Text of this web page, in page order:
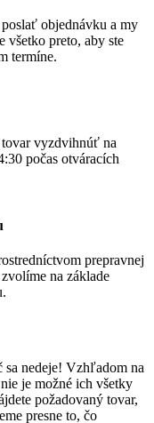
objednávku a my
všetko preto, aby ste
termíne.
vyzdvihnúť na
počas otváracích
prepravnej
na základe
sa nedeje! Vzhľadom na
je možné ich všetky
požadovaný tovar,
presne to, čo